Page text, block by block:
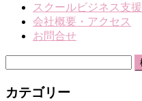
スクールビジネス支援
会社概要・アクセス
お問合せ
カテゴリー